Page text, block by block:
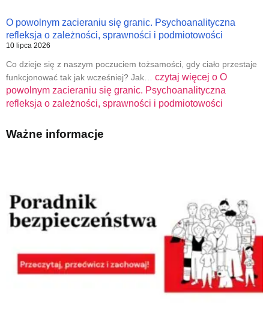
O powolnym zacieraniu się granic. Psychoanalityczna
refleksja o zależności, sprawności i podmiotowości
10 lipca 2026
Co dzieje się z naszym poczuciem tożsamości, gdy ciało przestaje
funkcjonować tak jak wcześniej? Jak… czytaj więcej o O
powolnym zacieraniu się granic. Psychoanalityczna
refleksja o zależności, sprawności i podmiotowości
Ważne informacje